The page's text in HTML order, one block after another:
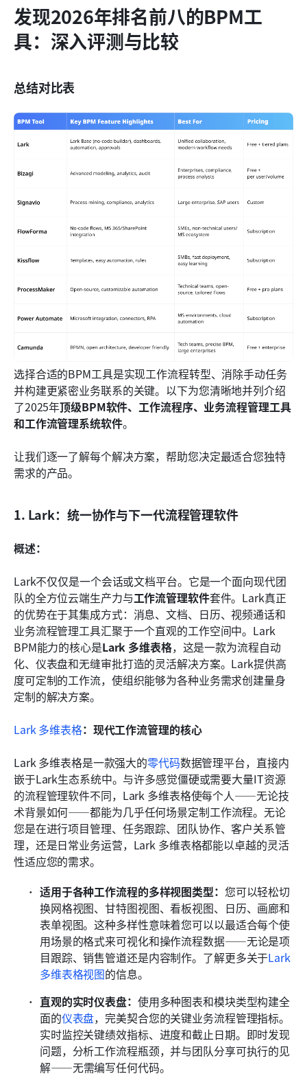
发现2026年排名前八的BPM工
具：深入评测与比较
总结对比表
选择合适的BPM工具是实现工作流程转型、消除手动任务
并构建更紧密业务联系的关键。以下为您清晰地并列介绍
了2025年顶级BPM软件、工作流程序、业务流程管理工具
和工作流管理系统软件。
让我们逐一了解每个解决方案，帮助您决定最适合您独特
需求的产品。
1. Lark：统一协作与下一代流程管理软件
概述：
Lark不仅仅是一个会话或文档平台。它是一个面向现代团
队的全方位云端生产力与工作流管理软件套件。Lark真正
的优势在于其集成方式：消息、文档、日历、视频通话和
业务流程管理工具汇聚于一个直观的工作空间中。Lark
BPM能力的核心是Lark 多维表格，这是一款为流程自动
化、仪表盘和无缝审批打造的灵活解决方案。Lark提供高
度可定制的工作流，使组织能够为各种业务需求创建量身
定制的解决方案。
Lark 多维表格：现代工作流管理的核心
Lark 多维表格是一款强大的零代码数据管理平台，直接内
嵌于Lark生态系统中。与许多感觉僵硬或需要大量IT资源
的流程管理软件不同，Lark 多维表格使每个人——无论技
术背景如何——都能为几乎任何场景定制工作流程。无论
您是在进行项目管理、任务跟踪、团队协作、客户关系管
理，还是日常业务运营，Lark 多维表格都能以卓越的灵活
性适应您的需求。
适用于各种工作流程的多样视图类型： 您可以轻松切
换网格视图、甘特图视图、看板视图、日历、画廊和
表单视图。这种多样性意味着您可以以最适合每个使
用场景的格式来可视化和操作流程数据——无论是项
目跟踪、销售管道还是内容制作。了解更多关于Lark
多维表格视图的信息。
直观的实时仪表盘： 使用多种图表和模块类型构建全
面的仪表盘，完美契合您的关键业务流程管理指标。
实时监控关键绩效指标、进度和截止日期。即时发现
问题，分析工作流程瓶颈，并与团队分享可执行的见
解——无需编写任何代码。